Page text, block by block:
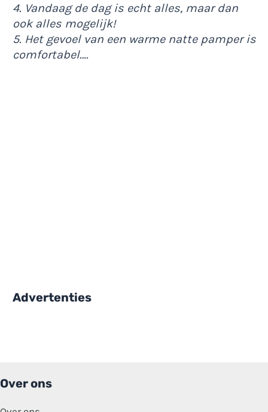
4. Vandaag de dag is echt alles, maar dan
ook alles mogelijk!
5. Het gevoel van een warme natte pamper is
comfortabel….
Advertenties
Over ons